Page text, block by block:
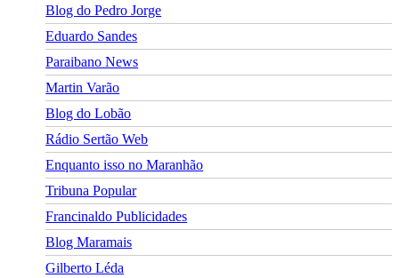
Blog do Pedro Jorge
Eduardo Sandes
Paraibano News
Martin Varão
Blog do Lobão
Rádio Sertão Web
Enquanto isso no Maranhão
Tribuna Popular
Francinaldo Publicidades
Blog Maramais
Gilberto Léda